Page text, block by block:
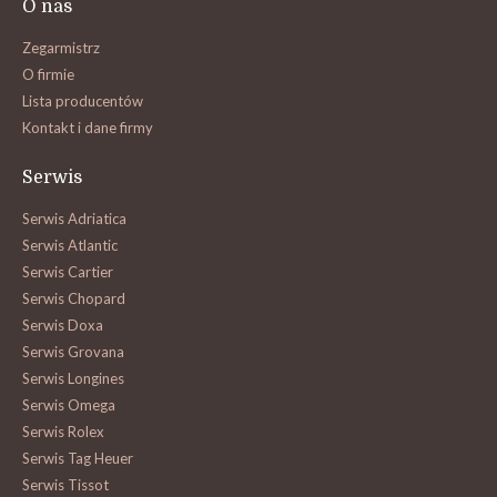
O nas
Zegarmistrz
O firmie
Lista producentów
Kontakt i dane firmy
Serwis
Serwis Adriatica
Serwis Atlantic
Serwis Cartier
Serwis Chopard
Serwis Doxa
Serwis Grovana
Serwis Longines
Serwis Omega
Serwis Rolex
Serwis Tag Heuer
Serwis Tissot